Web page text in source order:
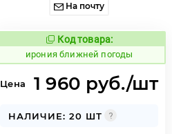
На почту
Код товара:
1094446Код товара:
ирония ближней погоды
Цена 1 960 руб./шт
НАЛИЧИЕ: 20 ШТ